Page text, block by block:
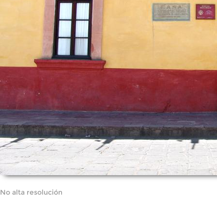
No alta resolución